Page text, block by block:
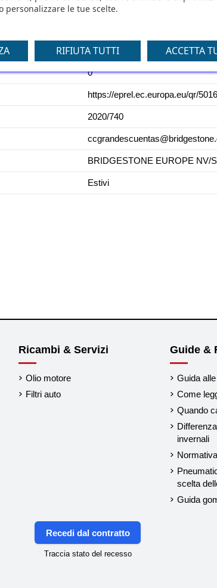
YES
0
0
https://eprel.ec.europa.eu/qr/
2020/740
BRIDGESTONE EUROPE NV/
Estivi
Ricambi & Servizi
Olio motore
Filtri auto
Guide &
Guida
Come
Quando
invernali
scelta
Guida
personalizzare le tue scelte.
RIFIUTA TUTTI ACCETTA
Recedi dal contratto
Traccia stato del recesso